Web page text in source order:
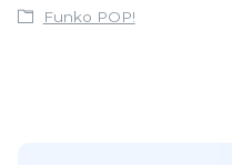
Funko POP!